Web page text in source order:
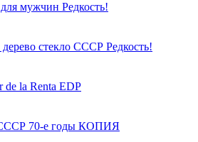
мужчин Редкость!
стекло СССР Редкость!
de la Renta EDP
СССР 70-е годы КОПИЯ